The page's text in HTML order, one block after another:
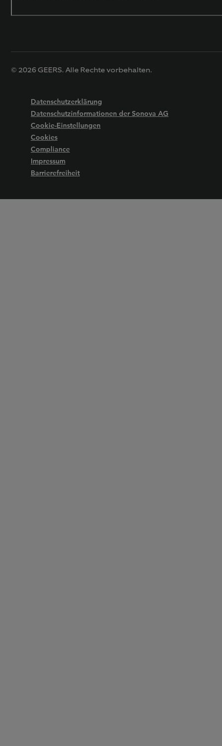
© 2026 GEERS. Alle Rechte vorbehalten.
Datenschutzerklärung
Datenschutzinformationen der Sonova AG
Cookie-Einstellungen
Cookies
Compliance
Impressum
Barrierefreiheit